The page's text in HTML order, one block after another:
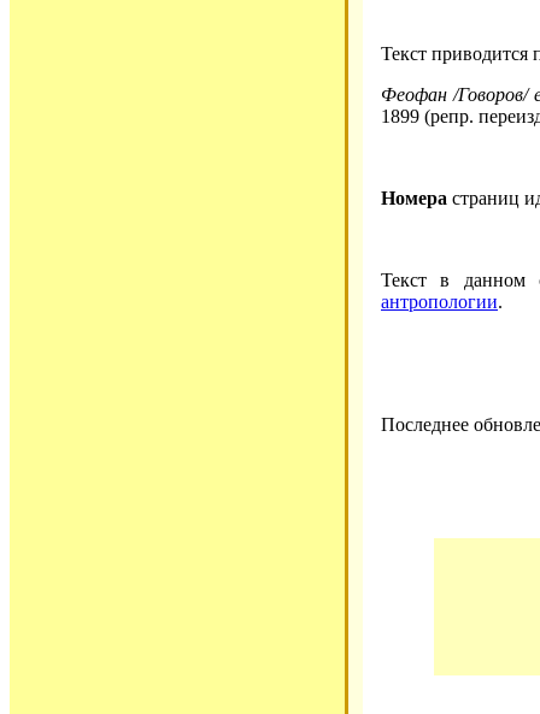
Текст приводится
Феофан /Говоров/
1899 (репр.
Номера страниц
Текст в
антропологии.
Последнее